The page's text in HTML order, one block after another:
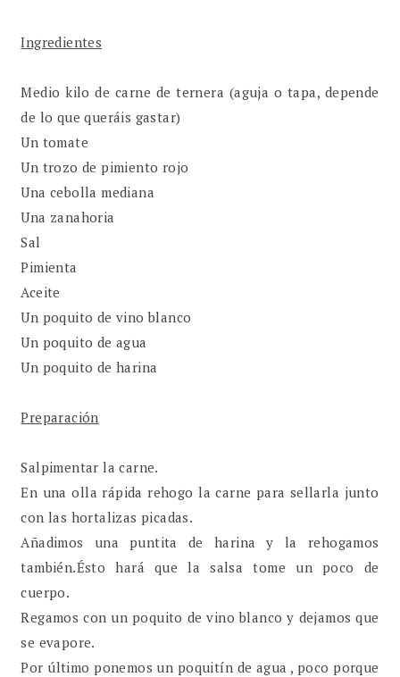
Ingredientes
Medio kilo de carne de ternera (aguja o tapa, depende
de lo que queráis gastar)
Un tomate
Un trozo de pimiento rojo
Una cebolla mediana
Una zanahoria
Sal
Pimienta
Aceite
Un poquito de vino blanco
Un poquito de agua
Un poquito de harina
Preparación
Salpimentar la carne.
En una olla rápida rehogo la carne para sellarla junto
con las hortalizas picadas.
Añadimos una puntita de harina y la rehogamos
también.Ésto hará que la salsa tome un poco de
cuerpo.
Regamos con un poquito de vino blanco y dejamos que
se evapore.
Por último ponemos un poquitín de agua , poco porque